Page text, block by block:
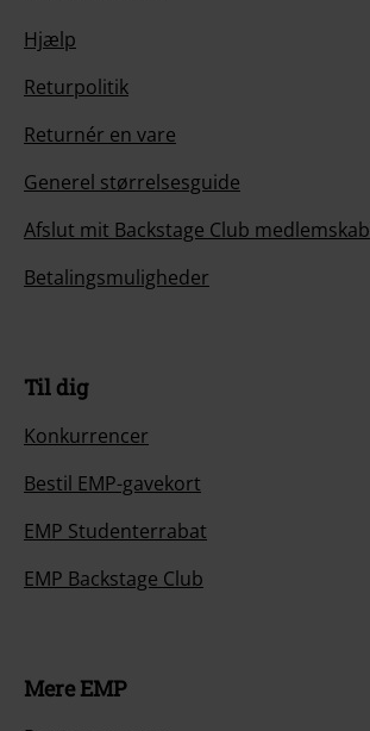
Hjælp
Returpolitik
Returnér en vare
Generel størrelsesguide
Afslut mit Backstage Club medlemskab
Betalingsmuligheder
Til dig
Konkurrencer
Bestil EMP-gavekort
EMP Studenterrabat
EMP Backstage Club
Mere EMP